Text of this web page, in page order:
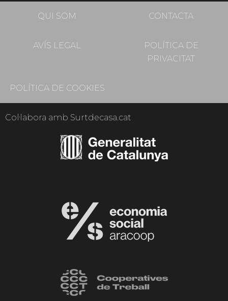
QUI SOM CONTACTA
AVÍS LEGAL
POLÍTICA DE
PRIVACITAT
POLÍTICA DE COOKIES
Col·labora amb Surtdecasa.cat